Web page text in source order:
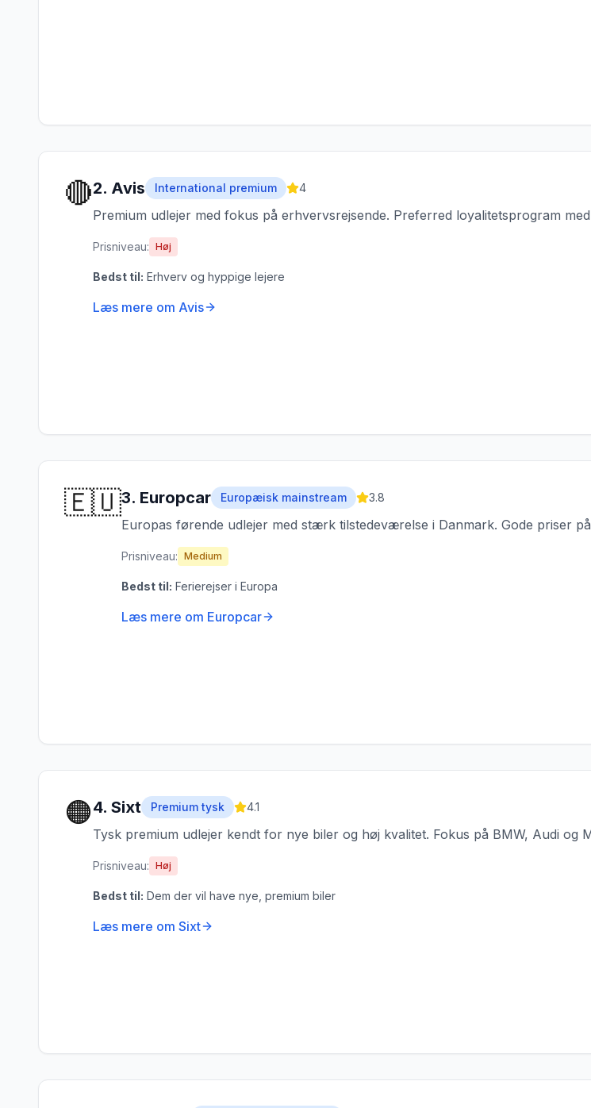
🔴2. Avis International premium 4
Premium udlejer med fokus på erhvervsrejsende. Preferred loyalitetsprogram
Prisniveau: Høj
Bedst til: Erhverv og hyppige lejere
Læs mere om Avis
🇪🇺3. Europcar Europæisk mainstream 3.8
Europas førende udlejer med stærk tilstedeværelse i Danmark. Gode priser
Prisniveau: Medium
Bedst til: Ferierejser i Europa
Læs mere om Europcar
🟠4. Sixt Premium tysk 4.1
Tysk premium udlejer kendt for nye biler og høj kvalitet. Fokus på BMW, Audi og
Prisniveau: Høj
Bedst til: Dem der vil have nye, premium biler
Læs mere om Sixt